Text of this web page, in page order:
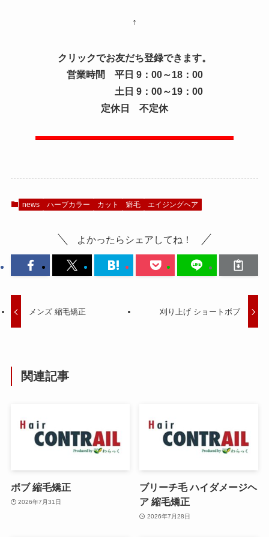
↑
クリックでお友だち登録できます。
営業時間 平日 9：00～18：00
土日 9：00～19：00
定休日 不定休
news ハーブカラー カット 癖毛 エイジングヘア
よかったらシェアしてね！
メンズ 縮毛矯正 刈り上げ ショートボブ
関連記事
ボブ 縮毛矯正
2026年7月31日
ブリーチ毛 ハイダメージヘ
ア 縮毛矯正
2026年7月28日